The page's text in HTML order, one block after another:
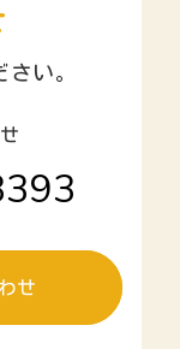
い。
せ